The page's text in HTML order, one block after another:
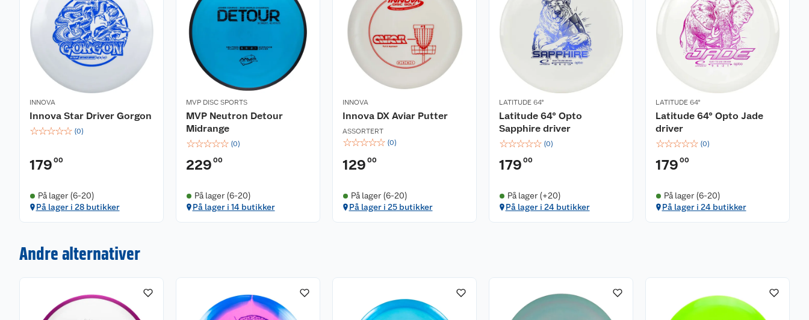
INNOVA
Innova Star Driver Gorgon
☆☆☆☆☆ (0)
179 00
På lager (6-20)
På lager i 28 butikker
MVP DISC SPORTS
MVP Neutron Detour
Midrange
☆☆☆☆☆ (0)
229 00
På lager (6-20)
På lager i 14 butikker
INNOVA
Innova DX Aviar Putter
ASSORTERT
☆☆☆☆☆ (0)
129 00
På lager (6-20)
På lager i 25 butikker
LATITUDE 64°
Latitude 64° Opto
Sapphire driver
☆☆☆☆☆ (0)
179 00
På lager (+20)
På lager i 24 butikker
LATITUDE 64°
Latitude 64° Opto Jade
driver
☆☆☆☆☆ (0)
179 00
På lager (6-20)
På lager i 24 butikker
Andre alternativer